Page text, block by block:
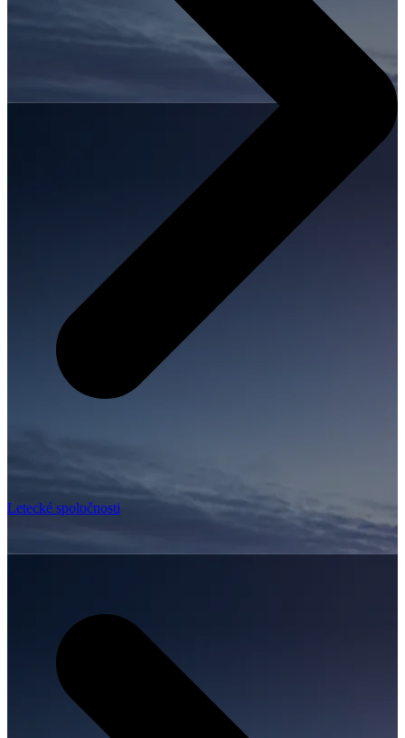
Letecké spoločnosti